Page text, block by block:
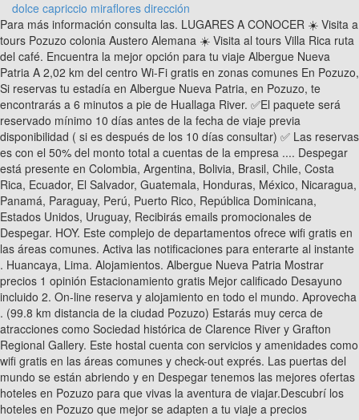
dolce capriccio miraflores dirección
Para más información consulta las. LUGARES A CONOCER ☀️ Visita a tours Pozuzo colonia Austero Alemana ☀️ Visita al tours Villa Rica ruta del café. Encuentra la mejor opción para tu viaje Albergue Nueva Patria A 2,02 km del centro Wi-Fi gratis en zonas comunes En Pozuzo, Si reservas tu estadía en Albergue Nueva Patria, en Pozuzo, te encontrarás a 6 minutos a pie de Huallaga River. ✅El paquete será reservado mínimo 10 días antes de la fecha de viaje previa disponibilidad ( si es después de los 10 días consultar) ✅ Las reservas es con el 50% del monto total a cuentas de la empresa .... Despegar está presente en Colombia, Argentina, Bolivia, Brasil, Chile, Costa Rica, Ecuador, El Salvador, Guatemala, Honduras, México, Nicaragua, Panamá, Paraguay, Perú, Puerto Rico, República Dominicana, Estados Unidos, Uruguay, Recibirás emails promocionales de Despegar. HOY. Este complejo de departamentos ofrece wifi gratis en las áreas comunes. Activa las notificaciones para enterarte al instante . Huancaya, Lima. Alojamientos. Albergue Nueva Patria Mostrar precios 1 opinión Estacionamiento gratis Mejor calificado Desayuno incluido 2. On-line reserva y alojamiento en todo el mundo. Aprovecha . (99.8 km distancia de la ciudad Pozuzo) Estarás muy cerca de atracciones como Sociedad histórica de Clarence River y Grafton Regional Gallery. Este hostal cuenta con servicios y amenidades como wifi gratis en las áreas comunes y check-out exprés. Las puertas del mundo se están abriendo y en Despegar tenemos las mejores ofertas hoteles en Pozuzo para que vivas la aventura de viajar.Descubrí los hoteles en Pozuzo que mejor se adapten a tu viaje a precios imbatibles y pagando en cuotas sin interés. Con un jardín donde descansar y comodidades, como acceso a internet por wifi de cortesía, ¡no te faltará de nada! (63.4 km distancia de la ciudad Pozuzo) Verificamos las opiniones para garantizar que las personas reservaron con Expedia Group. . El IVA correspondiente al servicio de intermediación de Despegar.com será cobrado regularmente y no estará exento o reducido. Venta de terrenos, locales comerciales, chacras o campos y dúplex baratos en Oxapampa - InfoCasas.com.pe Mis Viajes . Hay que coger un bus para ir a la estación de tren. TikTok video from Best Trip Perú oficial (@besttripperuoficial): "#SEMANASANTA #OXAPAMPA #POZUZO #4D3N S/499 POR PERSONA. Puedes elegir entre Pozuzo hoteles, apartamentos u otros tipos de alojamiento.Para seleccionar su alojamiento según sus preferencias, le recomendamos hacerlo de entre (4 ofertas de alojamiento en Pozuzo en total). Reserve su viaje a Pasco 10 Dias 9 Noches Sierra y Selva Central con Clic A Tour. - 13 ene. Estos son los hoteles más elegidos de Pozuzo. Alojamientos encontrados: 0 Páginas web exploradas: 105 Ver mapa Ningún resultado Paquetes Paquetes. Ver categoría de los alojamientos, fechas de estadía aplicables, régimen de alimentación, inclusiones y exclusiones haciendo clic en el banner promocional seleccionado. Clasificación: De acuerdo a la ley 24.240, se encuentra a su disposición un ejemplar del modelo de contrato que propone la empresa a suscribir al momento de la contratación. Aprovecha las ofertas y consigue precios únicos para tu estadía. Los feriados por estas Fiestas Patrias del Bicentenario son una magnífica ocasión para viajar hacia encantadores destinos en diversas regiones del país que ya cuentan con el sello internacional Safe Travels que los certifica como bioseguros ante la covid-19 para el turismo. Rentas de hospedaje para las vacaciones en Nara. ", 8-1 Sanjo-hommachi, Nara, Nara-ken, 630-8122, "Para lo prestigiosa q es la cadena hotelera Nikko este hotel deja mucho q desear ,su ubicación es la mejor a 100 mts de la estación , no tiene room service Habitaciones muy reducidas", Ve todas las propiedades disponibles en Naramachi. También tendrás a tu disposición áreas de comedor, Smart TVs y teteras eléctricas. No hay paredes por lo que aconsejo tapones por la noche! Favoritos. 540 Likes, TikTok video from Dani Vicso (@danivicso): "chiques el desayuno es lo maximo, vale la pena por ese desayuno. Los huéspedes deben contactar con anticipación al hospedaje para recibir las instrucciones sobre el check-in. Con un jardín donde descansar y comodidades, como acceso a internet por wifi de cortesía, ¡no te faltará de nada! Los precios representan el precio promedio por noche proporcionado por nuestros socios y pueden no incluir todos los impuestos y cargos. Hospédate en este departamento en Sur de Grafton. Encuentra grandes ofertas entre millones de alojamiento y ahorra tiempo y dinero con www.trivago.com. Precio más bajo por noche encontrado en las últimas 24 horas, con base en una estancia de 1 noche para 2 adultos. Este hotel cuenta con un restaurante, una terraza en la azotea y un bar o lounge. Si ya sabes cuando vas a viajar, elegí las fechas de tu viaje y conocé los precios de los hoteles en Pozuzo disponibles.¿Estás viajando por trabajo o por poco tiempo? #peru #viajesperu #viajesbaratos #viajespareja #lima #pozuzo #traveling #planes #parejas". Para aprovechar al máximo de tu estadía en Pozuzo, te recomendamos usar nuestros filtros para elegir el hotel en Pozuzo con los servicios y estrellas que mejor se adapten a vos. Avenida Universitaria 1140, Pillco Marca, Huánuco, 10003. Summer day - TimTaj. 1 enero, 2023 por Benito Bustos. Aprovecha el desayuno a la carta gratis todos los días. Inicia sesión o regístrate para encontrar tu viaje ideal. IP: 104.26.9.143 Basada en 0 de 1 opiniones" ", Puntuación de 2, es decir, Terrible. Términos y condiciones de compra de todos los servicios turisticos disponibles/Contratos de adhesión, Dirección Nacional de Defensa del Consumidor -, Defensa de las y los Consumidores. Asimismo, cuenta con resguardo de equipaje y lavandería. El número que ves, ya está actualizado. ¡no te preocupes! Jiron Huallayco 635 Huanuco, Huánuco, 10001. El hotel cuenta con piscina al aire libre, animación nocturna y mostrador… desde 33 EUR Reservar Hotel Natural Green Lounge Av. No transferibles a terceros. Lo haces en pocos segundos y accedes a vuelos, alojamientos, paquetes y más. Hostal Tirol Mostrar precios 6 opiniones Se encuentran exentos de IVA (IVA 0%) todos los servicios turísticos nacionales cuya fecha de disfrute sea previa al 31 de diciembre de 2021, excepto alquileres de Autos y Traslados. Ahorra una media de un 15 % en miles de hoteles con Expedia Rewards Busca entre más de 2,9 millones de alojamientos y 550 aerolíneas de todo el mundo. Otras ofertas del mismo establecimiento pueden tener diferentes beneficios. Elija entre más de 0 hoteles de 3 estrellas con grandes descuentos en Pozuzo. Si eres residente de otro país o región, selecciona la versión correcta de Tripadvisor para tu país o región en el menú desplegable. ¡no te preocupes! Hospédate en este departamento en Estambul. Excepcional (Ver 246 opiniones), Más información sobre The Rooms Nisantasi, Puntuación de 10, es decir, Excelente. En Pozuzo, Si reservas tu estadía en Albergue Nueva Patria, en Pozuzo, te encontrarás a 6 minutos a pie de Huallaga River. Calidad-precio Hoteles y moteles Barato Desayuno incluido 1. E-mail: info@a-hotel.com, Instalaciones de la habitación - habitación, Equipamiento audiovisual y tecnológico - habitación, Oferta de ocio y servicios para familias - habitación. Los baños están equipados con tina con regadera. Estos son los hoteles más elegidos de Pozuzo. Para mayor información respecto del ejercicio de los derechos de retracto y/o desistimiento, lo invitamos a ingresar al sitio web www.despegar.com.co o a consultar a través de la aplicación móvil de despegar.com. Estás pensando en viajar a Pozuzo y todavía no encontraste donde quedarte, ¡no te preocupes! ), Evaluaciones de clientes: Al reservar un paquete de viajes, podrás obtener increíbles descuentos en vuelos+hoteles. Los precios de las habitaciones del hotel varían dependiendo de muchos factores, pero lo más probable es que encuentres las mejores ofertas de hotel en Pozuzo si te quedas un viernes. No canjeables por dinero en efectivo. Oxapampa, (la distancia 100 Zambrano. Stock: 3 cupos por oferta. • En bus-cama: Que va directo de Lima a Oxapampa. Inicio de la sección principal de la página. "La AGENCIA DE ACCESO A LA INFORMACIÓN PÚBLICA, Organo de Control de la Ley Nº 25.326, tiene la atribución de atender las denuncias y reclamos que se interpongan con relación al incumplimiento de las normas sobre protección de datos personales. Lo haces en pocos segundos y accedes a vuelos, alojamientos, paquetes y más. Consulta con nuestros socios para obtener más detalles. al 13 ene. Todos los días, de 07:00 a 10:00, se sirve un desayuno continental gratuito. Todos los días, de 07:00 a 10:00, se sirve un desayuno continental gratuito. Ver condiciones de cada oferta haciendo clic en cada banner o anuncio promocional marcado con la oferta. Tel. En Pozuzo, Si reservas tu estadía en Albergue Nueva Patria, en Pozuzo, te encontrarás a 6 minutos a pie de Huallaga River. La cocina está equipada con refrigerador, microondas, área de comedor independiente y utensilios de cocina. Hoteles en Pozuzo Hoteles con piscina en Pozuzo Estrellas Ver en el mapa Zambúllete en tu hotel con piscina en Pozuzo Una de las preguntas más importantes es: ¿tiene piscina? Todavía no calificado, Oxapampa Aesthetic - Tollan Kim. ✅ Enviar datos de las personas que viajan. Ofertas disponibles únicamente en www.despegar.com.co. #fypシ #pozuzo_perú #selvacentral #peruana #viajando #parati #viral #hoteles #naturaleza #perutiktok #pozuzooxapampa #oxapampa #pasco #peru". .... Reserva con nosotros y disfruta de increibles vacaciones en, ℹ️ ́ https://besttripperu.com/viaje/oxapampa-pozuzo-vi